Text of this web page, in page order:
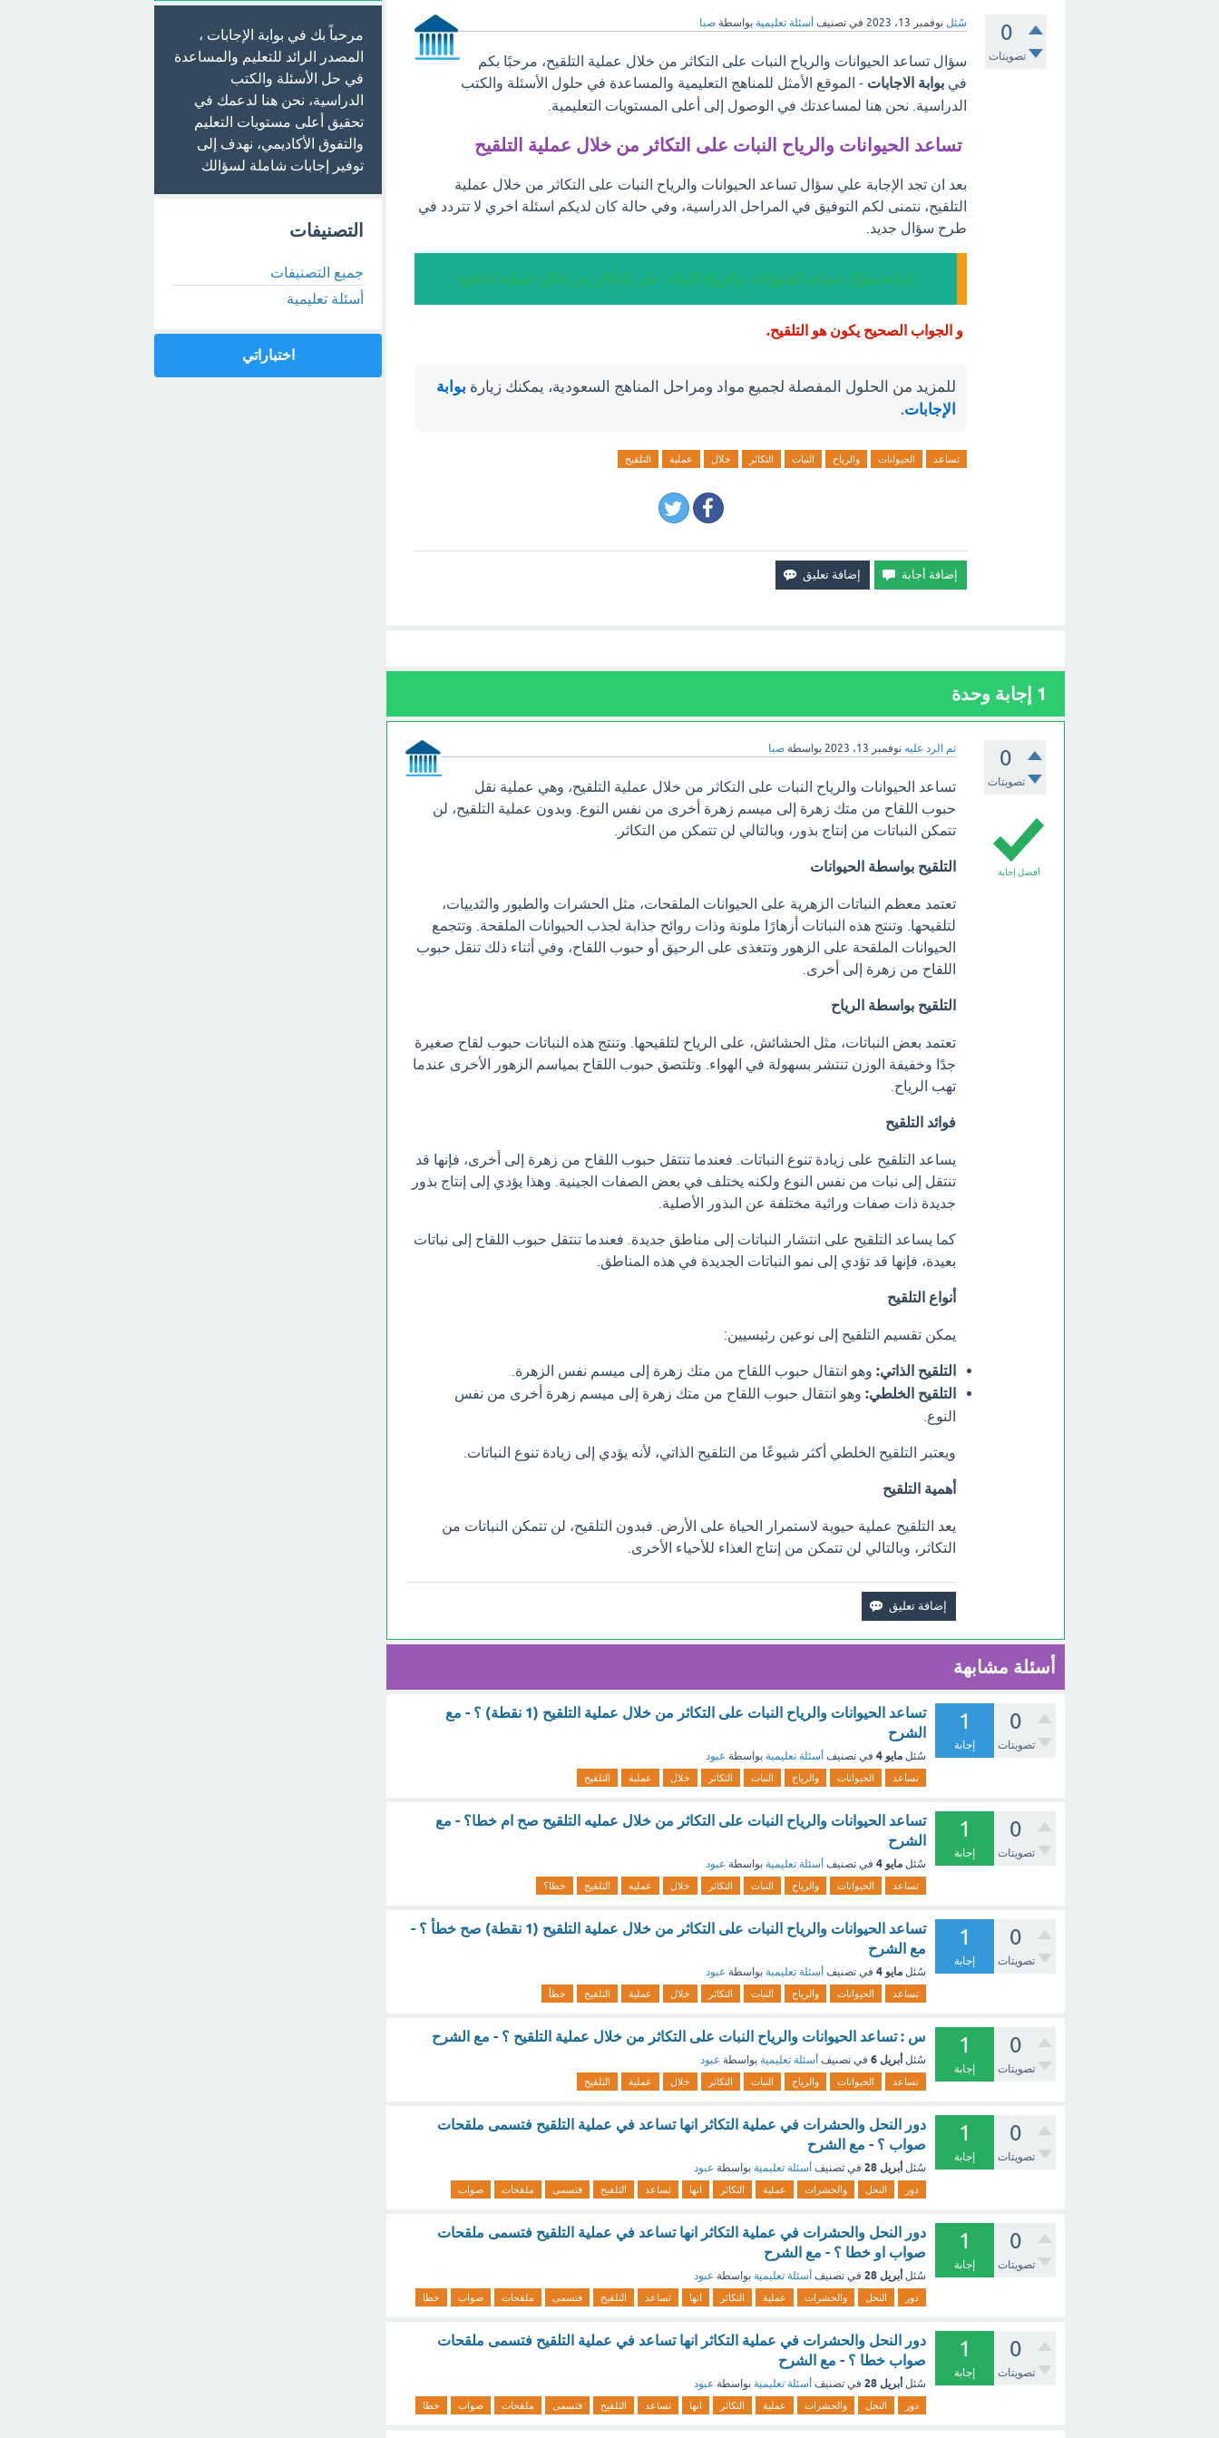
0
تصويتات
سُئل نوفمبر 13، 2023 في تصنيف أسئلة تعليمية بواسطة صبا
سؤال تساعد الحيوانات والرياح النبات على التكاثر من خلال عملية التلقيح، مرحبًا بكم
في بوابة الاجابات - الموقع الأمثل للمناهج التعليمية والمساعدة في حلول الأسئلة والكتب
الدراسية. نحن هنا لمساعدتك في الوصول إلى أعلى المستويات التعليمية.
تساعد الحيوانات والرياح النبات على التكاثر من خلال عملية التلقيح
بعد ان تجد الإجابة علي سؤال تساعد الحيوانات والرياح النبات على التكاثر من خلال عملية
التلقيح، نتمنى لكم التوفيق في المراحل الدراسية، وفي حالة كان لديكم اسئلة اخري لا تتردد في
طرح سؤال جديد.
إجابة سؤال تساعد الحيوانات والرياح النبات على التكاثر من خلال عملية التلقيح
و الجواب الصحيح يكون هو التلقيح.
للمزيد من الحلول المفصلة لجميع مواد ومراحل المناهج السعودية، يمكنك زيارة بوابة
الإجابات.
تساعد الحيوانات والرياح النبات التكاثر خلال عملية التلقيح
1 إجابة وحدة
0
تصويتات
تم الرد عليه نوفمبر 13، 2023 بواسطة صبا
أفضل إجابة
تساعد الحيوانات والرياح النبات على التكاثر من خلال عملية التلقيح، وهي عملية نقل
حبوب اللقاح من متك زهرة إلى ميسم زهرة أخرى من نفس النوع. وبدون عملية التلقيح، لن
تتمكن النباتات من إنتاج بذور، وبالتالي لن تتمكن من التكاثر.
التلقيح بواسطة الحيوانات
تعتمد معظم النباتات الزهرية على الحيوانات الملقحات، مثل الحشرات والطيور والثدييات،
لتلقيحها. وتنتج هذه النباتات أزهارًا ملونة وذات روائح جذابة لجذب الحيوانات الملقحة. وتتجمع
الحيوانات الملقحة على الزهور وتتغذى على الرحيق أو حبوب اللقاح، وفي أثناء ذلك تنقل حبوب
اللقاح من زهرة إلى أخرى.
التلقيح بواسطة الرياح
تعتمد بعض النباتات، مثل الحشائش، على الرياح لتلقيحها. وتنتج هذه النباتات حبوب لقاح صغيرة
جدًا وخفيفة الوزن تنتشر بسهولة في الهواء. وتلتصق حبوب اللقاح بمياسم الزهور الأخرى عندما
تهب الرياح.
فوائد التلقيح
يساعد التلقيح على زيادة تنوع النباتات. فعندما تنتقل حبوب اللقاح من زهرة إلى أخرى، فإنها قد
تنتقل إلى نبات من نفس النوع ولكنه يختلف في بعض الصفات الجينية. وهذا يؤدي إلى إنتاج بذور
جديدة ذات صفات وراثية مختلفة عن البذور الأصلية.
كما يساعد التلقيح على انتشار النباتات إلى مناطق جديدة. فعندما تنتقل حبوب اللقاح إلى نباتات
بعيدة، فإنها قد تؤدي إلى نمو النباتات الجديدة في هذه المناطق.
أنواع التلقيح
يمكن تقسيم التلقيح إلى نوعين رئيسيين:
التلقيح الذاتي:وهو انتقال حبوب اللقاح من متك زهرة إلى ميسم نفس الزهرة.
التلقيح الخلطي:وهو انتقال حبوب اللقاح من متك زهرة إلى ميسم زهرة أخرى من نفس
النوع.
ويعتبر التلقيح الخلطي أكثر شيوعًا من التلقيح الذاتي، لأنه يؤدي إلى زيادة تنوع النباتات.
أهمية التلقيح
يعد التلقيح عملية حيوية لاستمرار الحياة على الأرض. فبدون التلقيح، لن تتمكن النباتات من
التكاثر، وبالتالي لن تتمكن من إنتاج الغذاء للأحياء الأخرى.
أسئلة مشابهة
0
تصويتات
1
إجابة
تساعد الحيوانات والرياح النبات على التكاثر من خلال عملية التلقيح (1 نقطة) ؟ - مع
الشرح
سُئل مايو 4 في تصنيف أسئلة تعليمية بواسطة عبود
تساعد الحيوانات والرياح النبات التكاثر خلال عملية التلقيح
0
تصويتات
1
إجابة
تساعد الحيوانات والرياح النبات على التكاثر من خلال عمليه التلقيح صح ام خطا؟ - مع
الشرح
سُئل مايو 4 في تصنيف أسئلة تعليمية بواسطة عبود
تساعد الحيوانات والرياح النبات التكاثر خلال عمليه التلقيح خطا؟
0
تصويتات
1
إجابة
تساعد الحيوانات والرياح النبات على التكاثر من خلال عملية التلقيح (1 نقطة) صح خطأ ؟ -
مع الشرح
سُئل مايو 4 في تصنيف أسئلة تعليمية بواسطة عبود
تساعد الحيوانات والرياح النبات التكاثر خلال عملية التلقيح خطأ
0
تصويتات
1
إجابة
س : تساعد الحيوانات والرياح النبات على التكاثر من خلال عملية التلقيح ؟ - مع الشرح
سُئل أبريل 6 في تصنيف أسئلة تعليمية بواسطة عبود
تساعد الحيوانات والرياح النبات التكاثر خلال عملية التلقيح
0
تصويتات
1
إجابة
دور النحل والحشرات في عملية التكاثر انها تساعد في عملية التلقيح فتسمى ملقحات
صواب ؟ - مع الشرح
سُئل أبريل 28 في تصنيف أسئلة تعليمية بواسطة عبود
دور النحل والحشرات عملية التكاثر انها تساعد التلقيح فتسمى ملقحات صواب
0
تصويتات
1
إجابة
دور النحل والحشرات في عملية التكاثر انها تساعد في عملية التلقيح فتسمى ملقحات
صواب او خطا ؟ - مع الشرح
سُئل أبريل 28 في تصنيف أسئلة تعليمية بواسطة عبود
دور النحل والحشرات عملية التكاثر انها تساعد التلقيح فتسمى ملقحات صواب خطا
0
تصويتات
1
إجابة
دور النحل والحشرات في عملية التكاثر انها تساعد في عملية التلقيح فتسمى ملقحات
صواب خطا ؟ - مع الشرح
سُئل أبريل 28 في تصنيف أسئلة تعليمية بواسطة عبود
دور النحل والحشرات عملية التكاثر انها تساعد التلقيح فتسمى ملقحات صواب خطا
مرحباً بك في بوابة الإجابات ،
المصدر الرائد للتعليم والمساعدة
في حل الأسئلة والكتب
الدراسية، نحن هنا لدعمك في
تحقيق أعلى مستويات التعليم
والتفوق الأكاديمي، نهدف إلى
توفير إجابات شاملة لسؤالك
التصنيفات
جميع التصنيفات
أسئلة تعليمية
اختباراتي